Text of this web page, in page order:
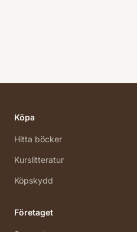
Köpa
Hitta böcker
Kurslitteratur
Köpskydd
Företaget